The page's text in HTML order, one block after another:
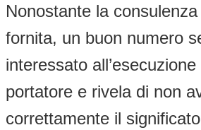
Nonostante la
fornita, un buon numero
interessato
portatore e rivela di non
correttamente il